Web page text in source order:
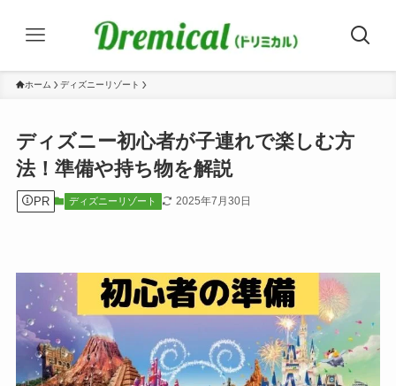
ホーム ディズニーリゾート
ディズニー初心者が子連れで楽しむ方
法！準備や持ち物を解説
PR ディズニーリゾート 2025年7月30日